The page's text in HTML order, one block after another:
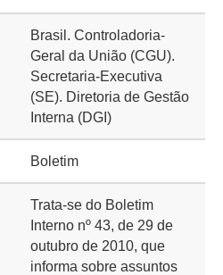
Brasil. Controladoria-
Geral da União (CGU).
Secretaria-Executiva
(SE). Diretoria de Gestão
Interna (DGI)
Boletim
Trata-se do Boletim
Interno nº 43, de 29 de
outubro de 2010, que
informa sobre assuntos